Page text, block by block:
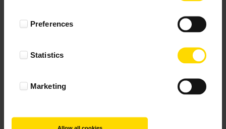
Preferences
Statistics
Marketing
Najbardziej pomocne oceny, które doradzą Ci